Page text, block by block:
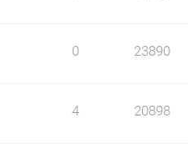
0 23890
4 20898